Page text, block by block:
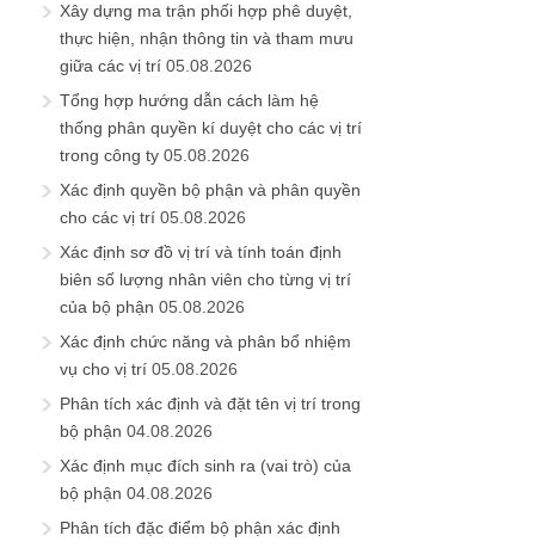
Xây dựng ma trận phối hợp phê duyệt,
thực hiện, nhận thông tin và tham mưu
giữa các vị trí 05.08.2026
Tổng hợp hướng dẫn cách làm hệ
thống phân quyền kí duyệt cho các vị trí
trong công ty 05.08.2026
Xác định quyền bộ phận và phân quyền
cho các vị trí 05.08.2026
Xác định sơ đồ vị trí và tính toán định
biên số lượng nhân viên cho từng vị trí
của bộ phận 05.08.2026
Xác định chức năng và phân bổ nhiệm
vụ cho vị trí 05.08.2026
Phân tích xác định và đặt tên vị trí trong
bộ phận 04.08.2026
Xác định mục đích sinh ra (vai trò) của
bộ phận 04.08.2026
Phân tích đặc điểm bộ phận xác định